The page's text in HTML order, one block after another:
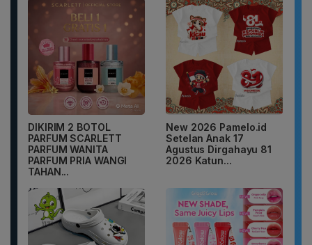
DIKIRIM 2 BOTOL
PARFUM SCARLETT
PARFUM WANITA
PARFUM PRIA WANGI
TAHAN...
New 2026 Pamelo.id
Setelan Anak 17
Agustus Dirgahayu 81
2026 Katun...